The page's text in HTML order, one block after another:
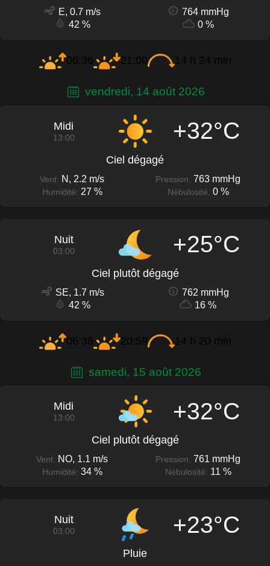
E, 0.7 m/s
764 mmHg
42 %
0 %
06:36 21:00 14 h 24 min
vendredi, 14 août 2026
Midi
13:00 +32°C
Ciel dégagé
Vent: N, 2.2 m/s Pression: 763 mmHg
Humidité: 27 % Nébulosité: 0 %
Nuit
03:00 +25°C
Ciel plutôt dégagé
SE, 1.7 m/s
762 mmHg
42 %
16 %
06:38 20:59 14 h 20 min
samedi, 15 août 2026
Midi
13:00 +32°C
Ciel plutôt dégagé
Vent: NO, 1.1 m/s Pression: 761 mmHg
Humidité: 34 % Nébulosité: 11 %
Nuit
03:00 +23°C
Pluie